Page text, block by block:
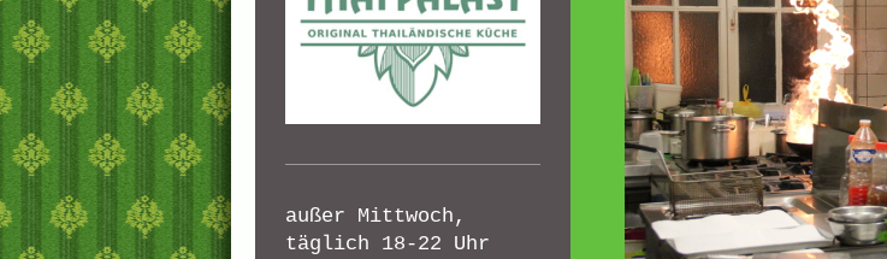
außer Mittwoch,
täglich 18-22 Uhr